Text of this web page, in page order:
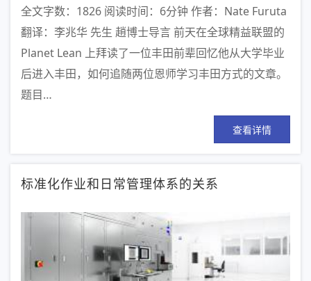
全文字数：1826 阅读时间：6分钟 作者：Nate Furuta
翻译：李兆华 先生 趙博士导言 前天在全球精益联盟的
Planet Lean 上拜读了一位丰田前辈回忆他从大学毕业
后进入丰田，如何追随两位恩师学习丰田方式的文章。
题目…
查看详情
标准化作业和日常管理体系的关系